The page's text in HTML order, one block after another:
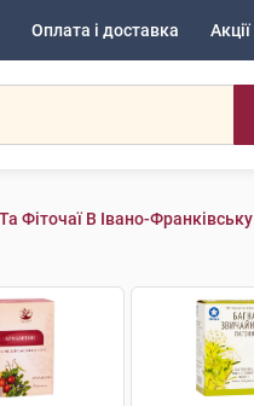
Оплата і доставка Акції
Фіточаї В Івано-Франківську